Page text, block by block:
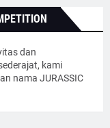
dan
kami
nama JURASSIC